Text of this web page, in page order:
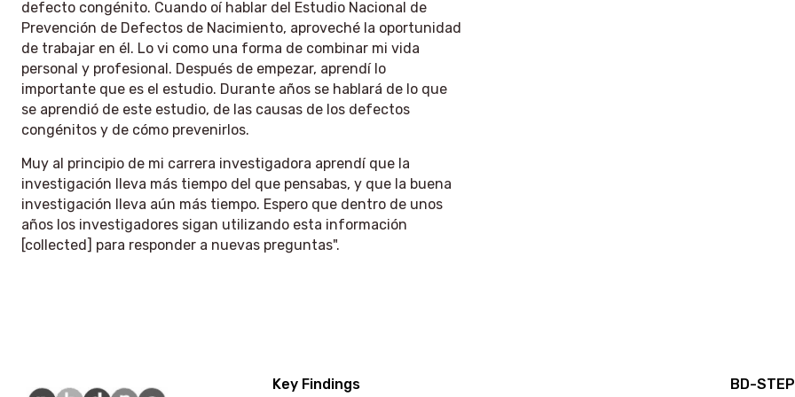
defecto congénito. Cuando oí hablar del Estudio Nacional de
Prevención de Defectos de Nacimiento, aproveché la oportunidad
de trabajar en él. Lo vi como una forma de combinar mi vida
personal y profesional. Después de empezar, aprendí lo
importante que es el estudio. Durante años se hablará de lo que
se aprendió de este estudio, de las causas de los defectos
congénitos y de cómo prevenirlos.
Muy al principio de mi carrera investigadora aprendí que la
investigación lleva más tiempo del que pensabas, y que la buena
investigación lleva aún más tiempo. Espero que dentro de unos
años los investigadores sigan utilizando esta información
[collected] para responder a nuevas preguntas".
Key Findings BD-